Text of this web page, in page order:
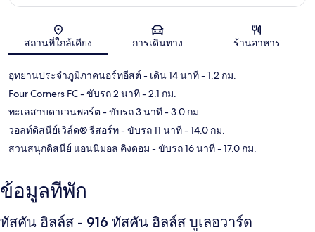
แผนที่
สถานที่ใกล้เคียง การเดินทาง ร้านอาหาร
อุทยานประจำภูมิภาคนอร์ทอีสต์ - เดิน 14 นาที- 1.2 กม.
Four Corners FC- ขับรถ 2 นาที- 2.1 กม.
ทะเลสาบดาเวนพอร์ต - ขับรถ 3 นาที- 3.0 กม.
วอลท์ดิสนีย์เวิล์ด® รีสอร์ท- ขับรถ 11 นาที- 14.0 กม.
สวนสนุกดิสนีย์ แอนนิมอล คิงดอม - ขับรถ 16 นาที- 17.0 กม.
ข้อมูลที่พัก
ทัสคัน ฮิลล์ส - 916 ทัสคัน ฮิลล์ส บูเลอวาร์ด